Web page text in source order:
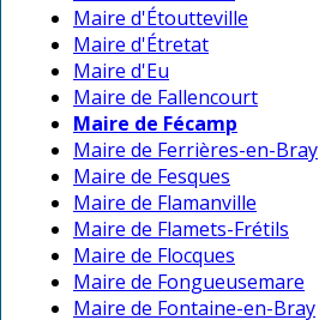
Maire d'Étoutteville
Maire d'Étretat
Maire d'Eu
Maire de Fallencourt
Maire de Fécamp
Maire de Ferrières-en-Bray
Maire de Fesques
Maire de Flamanville
Maire de Flamets-Frétils
Maire de Flocques
Maire de Fongueusemare
Maire de Fontaine-en-Bray